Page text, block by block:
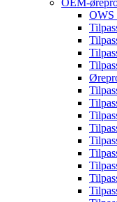
OEM-
OWS